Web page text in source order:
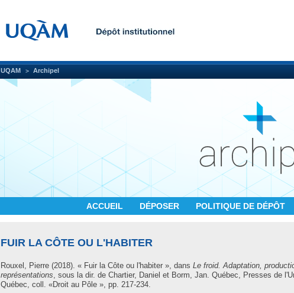
UQAM Archipel
ACCUEIL DÉPOSER POLITIQUE DE DÉPÔT
FUIR LA CÔTE OU L'HABITER
Rouxel, Pierre (2018). « Fuir la Côte ou l'habiter », dans Le froid. Adaptation,
représentations, sous la dir. de Chartier, Daniel et Borm, Jan. Québec, Presses de
Québec, coll. «Droit au Pôle », pp. 217-234.